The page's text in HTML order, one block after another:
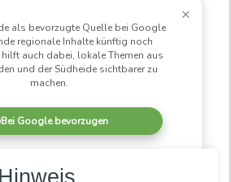
×
als bevorzugte Quelle bei Google
regionale Inhalte künftig noch
hilft auch dabei, lokale Themen aus
und der Südheide sichtbarer zu
machen.
Bei Google bevorzugen